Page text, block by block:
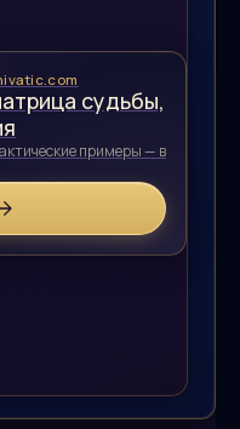
судьбы,
примеры — в